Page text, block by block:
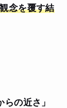
念を覆す結
らの近さ」